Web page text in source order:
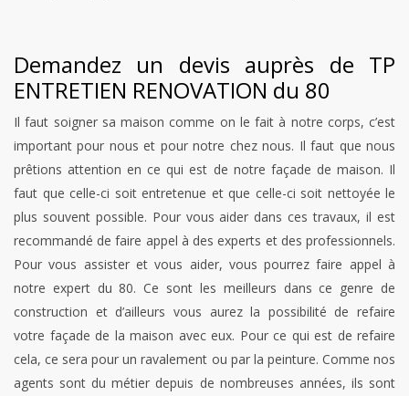
Demandez un devis auprès de TP
ENTRETIEN RENOVATION du 80
Il faut soigner sa maison comme on le fait à notre corps, c’est
important pour nous et pour notre chez nous. Il faut que nous
prêtions attention en ce qui est de notre façade de maison. Il
faut que celle-ci soit entretenue et que celle-ci soit nettoyée le
plus souvent possible. Pour vous aider dans ces travaux, il est
recommandé de faire appel à des experts et des professionnels.
Pour vous assister et vous aider, vous pourrez faire appel à
notre expert du 80. Ce sont les meilleurs dans ce genre de
construction et d’ailleurs vous aurez la possibilité de refaire
votre façade de la maison avec eux. Pour ce qui est de refaire
cela, ce sera pour un ravalement ou par la peinture. Comme nos
agents sont du métier depuis de nombreuses années, ils sont